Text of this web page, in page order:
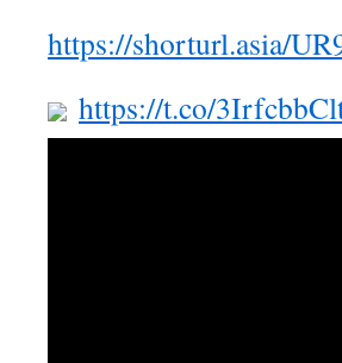
https://shorturl.asia/
https://t.co/